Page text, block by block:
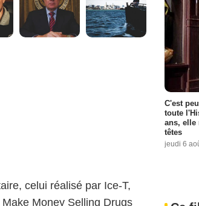
celui réalisé par Ice-T,
Money Selling Drugs
C'est
toute
ans, elle
têtes
jeudi 6